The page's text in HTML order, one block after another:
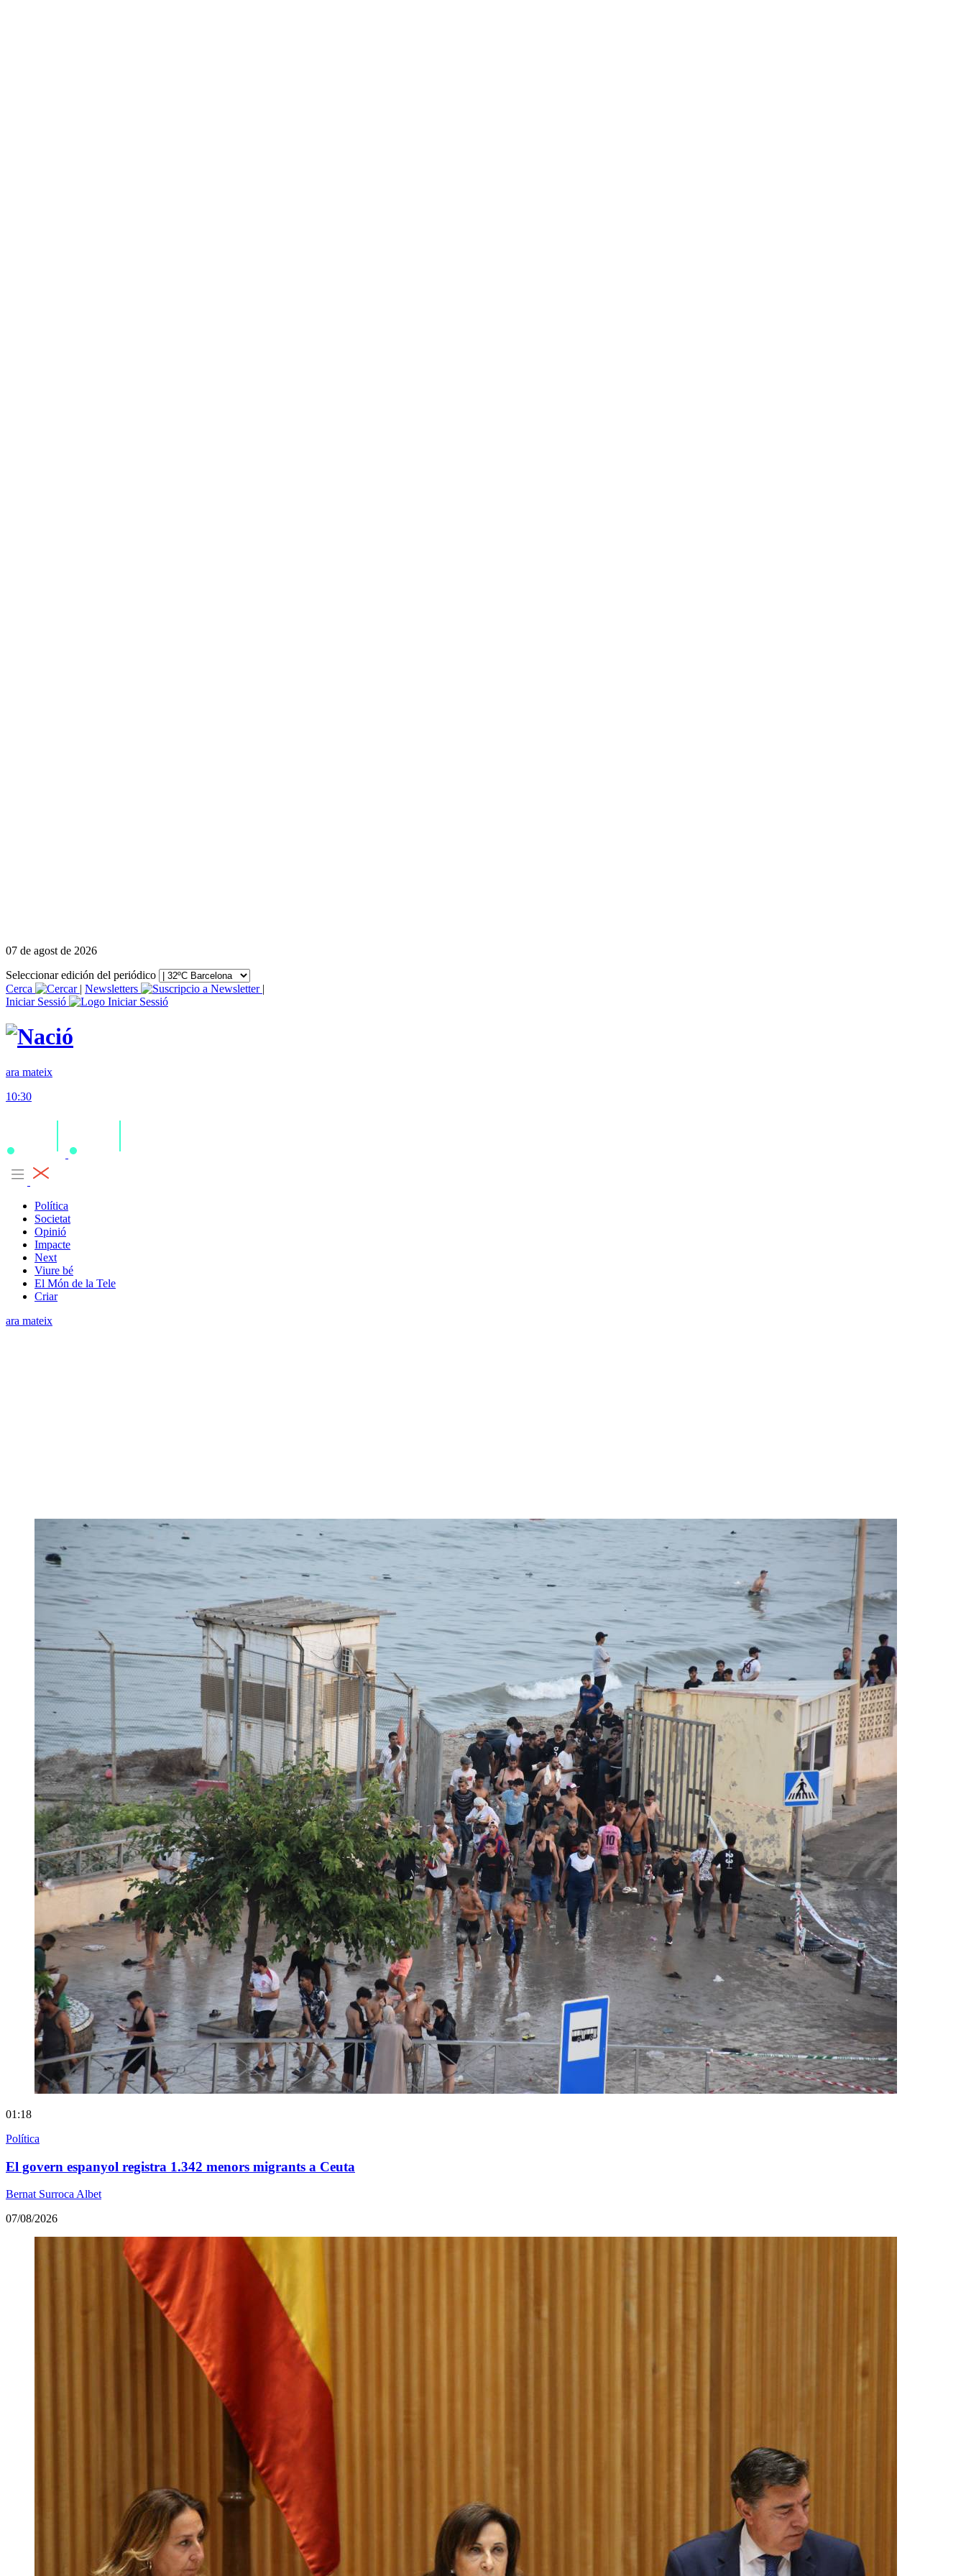
07 de agost de 2026
Seleccionar edición del periódico
Cerca
| Newsletters
|
Iniciar Sessió
ara mateix
10:30
Política
Societat
Opinió
Impacte
Next
Viure bé
El Món de la Tele
Criar
ara mateix
01:18
Política
El govern espanyol registra 1.342 menors migrants a Ceuta
Bernat Surroca Albet
07/08/2026